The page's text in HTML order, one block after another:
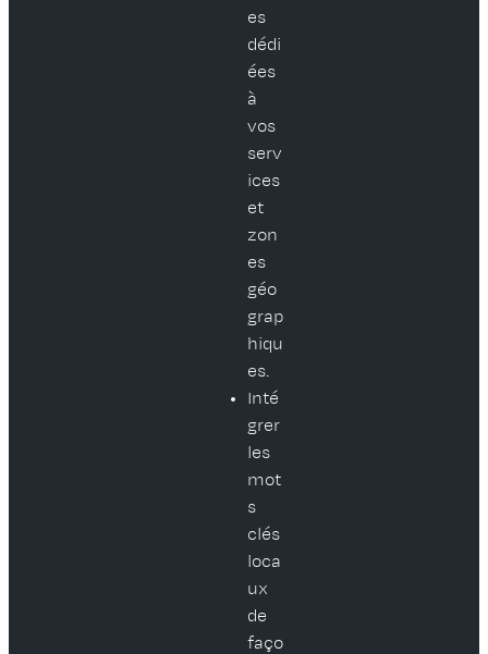
es
dédi
ées
à
vos
serv
ices
et
zon
es
géo
grap
hiqu
es.
Inté
grer
les
mot
s
clés
loca
ux
de
faço